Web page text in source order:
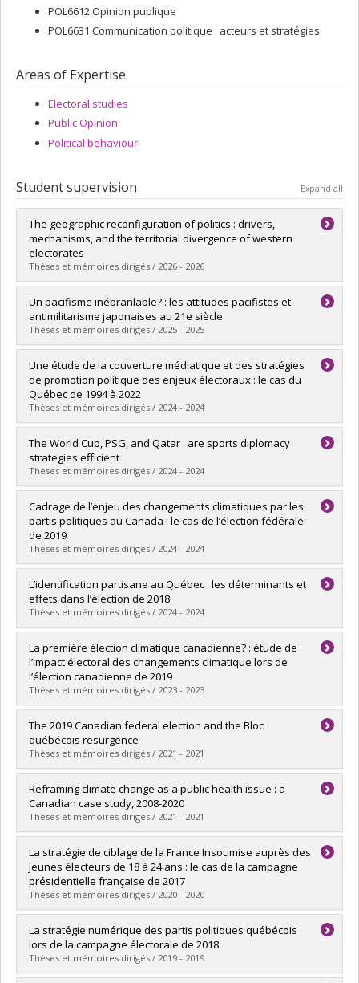
POL6612 Opinion publique
POL6631 Communication politique : acteurs et stratégies
Areas of Expertise
Electoral studies
Public Opinion
Political behaviour
Student supervision Expand all
The geographic reconfiguration of politics : drivers,
mechanisms, and the territorial divergence of western
electorates
Thèses et mémoires dirigés / 2026 - 2026
Graduate :Pautonnier, Valentin
Cycle :Doctoral
Grade :Ph. D.
Lien vers le document dans Papyrus
Un pacifisme inébranlable? : les attitudes pacifistes et
antimilitarisme japonaises au 21e siècle
Thèses et mémoires dirigés / 2025 - 2025
Graduate :Rivest, Jozef
Cycle :Master's
Grade :M. Sc.
Lien vers le document dans Papyrus
Une étude de la couverture médiatique et des stratégies
de promotion politique des enjeux électoraux : le cas du
Québec de 1994 à 2022
Thèses et mémoires dirigés / 2024 - 2024
Graduate :Martel, Marc-Antoine
Cycle :Doctoral
Grade :Ph. D.
Lien vers le document dans Papyrus
The World Cup, PSG, and Qatar : are sports diplomacy
strategies efficient
Thèses et mémoires dirigés / 2024 - 2024
Graduate : Roulier, Nicolas
Cycle :Master's
Grade :
Lien vers le document dans Papyrus
Cadrage de l’enjeu des changements climatiques par les
partis politiques au Canada : le cas de l’élection fédérale
de 2019
Thèses et mémoires dirigés / 2024 - 2024
Graduate :Abdelaziz, Remag
Cycle :Master's
Grade :M. Sc.
Lien vers le document dans Papyrus
L’identification partisane au Québec : les déterminants et
effets dans l’élection de 2018
Thèses et mémoires dirigés / 2024 - 2024
Graduate : Deom, Jean-Christophe
Cycle :Master's
Grade :M. Sc.
Lien vers le document dans Papyrus
La première élection climatique canadienne? : étude de
l’impact électoral des changements climatique lors de
l’élection canadienne de 2019
Thèses et mémoires dirigés / 2023 - 2023
Graduate :Asselin-Léger, Philippe
Cycle :Master's
Grade :M. Sc.
Lien vers le document dans Papyrus
The 2019 Canadian federal election and the Bloc
québécois resurgence
Thèses et mémoires dirigés / 2021 - 2021
Graduate :Rebbani, Meissa
Cycle :Master's
Grade :M. Sc.
Lien vers le document dans Papyrus
Reframing climate change as a public health issue : a
Canadian case study, 2008-2020
Thèses et mémoires dirigés / 2021 - 2021
Graduate : Pillod, Alizee
Cycle : Master's
Grade :M. Sc.
Lien vers le document dans Papyrus
La stratégie de ciblage de la France Insoumise auprès des
jeunes électeurs de 18 à 24 ans : le cas de la campagne
présidentielle française de 2017
Thèses et mémoires dirigés / 2020 - 2020
Graduate : Gélix, Camille
Cycle : Master's
Grade :M. Sc.
Lien vers le document dans Papyrus
La stratégie numérique des partis politiques québécois
lors de la campagne électorale de 2018
Thèses et mémoires dirigés / 2019 - 2019